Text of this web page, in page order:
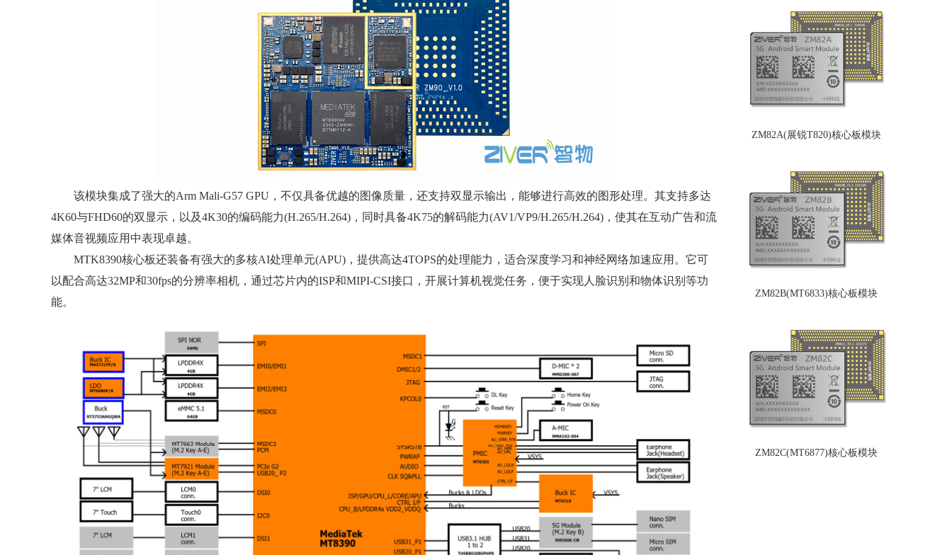
该模块集成了强大的Arm Mali-G57 GPU，不仅具备优越的图像质量，还支持双显示输出，能够进行高效的图形处理。其支持多达
4K60与FHD60的双显示，以及4K30的编码能力(H.265/H.264)，同时具备4K75的解码能力(AV1/VP9/H.265/H.264)，使其在互动广告和流
媒体音视频应用中表现卓越。
MTK8390核心板还装备有强大的多核AI处理单元(APU)，提供高达4TOPS的处理能力，适合深度学习和神经网络加速应用。它可
以配合高达32MP和30fps的分辨率相机，通过芯片内的ISP和MIPI-CSI接口，开展计算机视觉任务，便于实现人脸识别和物体识别等功
能。
ZM82A(展锐T820)核心板模块
ZM82B(MT6833)核心板模块
ZM82C(MT6877)核心板模块